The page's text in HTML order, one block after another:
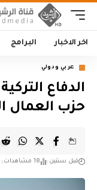
اخر الاخبار البرامج
عربي ودولي
حزب العمال
قبل سنتين 18 مشاهدات